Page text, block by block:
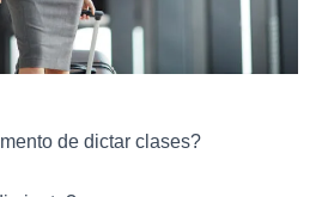
de dictar clases?